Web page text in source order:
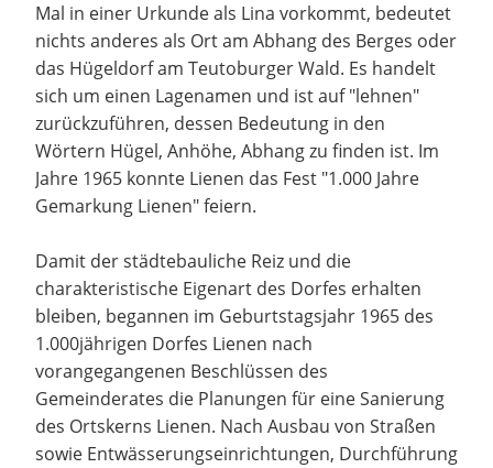
Mal in einer Urkunde als Lina vorkommt, bedeutet
nichts anderes als Ort am Abhang des Berges oder
das Hügeldorf am Teutoburger Wald. Es handelt
sich um einen Lagenamen und ist auf "lehnen"
zurückzuführen, dessen Bedeutung in den
Wörtern Hügel, Anhöhe, Abhang zu finden ist. Im
Jahre 1965 konnte Lienen das Fest "1.000 Jahre
Gemarkung Lienen" feiern.
Damit der städtebauliche Reiz und die
charakteristische Eigenart des Dorfes erhalten
bleiben, begannen im Geburtstagsjahr 1965 des
1.000jährigen Dorfes Lienen nach
vorangegangenen Beschlüssen des
Gemeinderates die Planungen für eine Sanierung
des Ortskerns Lienen. Nach Ausbau von Straßen
sowie Entwässerungseinrichtungen, Durchführung